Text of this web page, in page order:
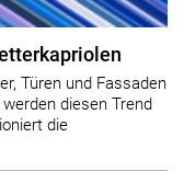
Türen und Fassaden
diesen Trend
die